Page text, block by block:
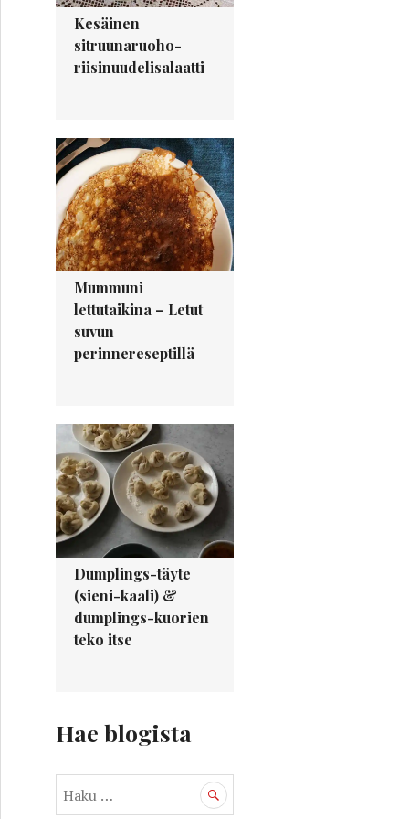
Kesäinen
sitruunaruoho-
riisinuudelisalaatti
Mummuni
lettutaikina – Letut
suvun
perinnereseptillä
Dumplings-täyte
(sieni-kaali) &
dumplings-kuorien
teko itse
Hae blogista